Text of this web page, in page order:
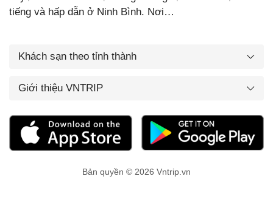
tiếng và hấp dẫn ở Ninh Bình. Nơi…
Khách sạn theo tỉnh thành
Giới thiệu VNTRIP
Bản quyền © 2026 Vntrip.vn